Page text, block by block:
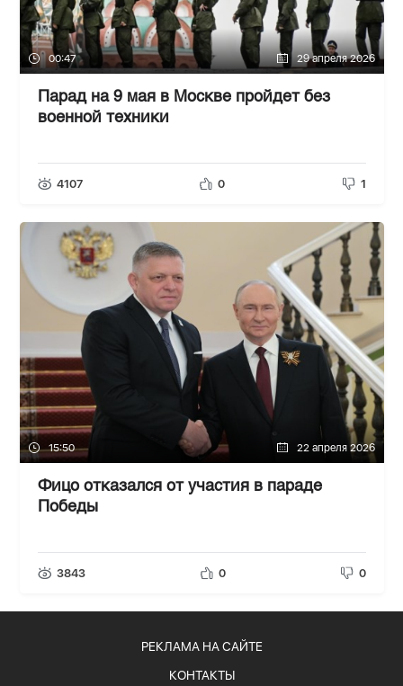
00:47 29 апреля 2026
Парад на 9 мая в Москве пройдет без
военной техники
4107 0 1
15:50 22 апреля 2026
Фицо отказался от участия в параде
Победы
3843 0 0
РЕКЛАМА НА САЙТЕ
КОНТАКТЫ